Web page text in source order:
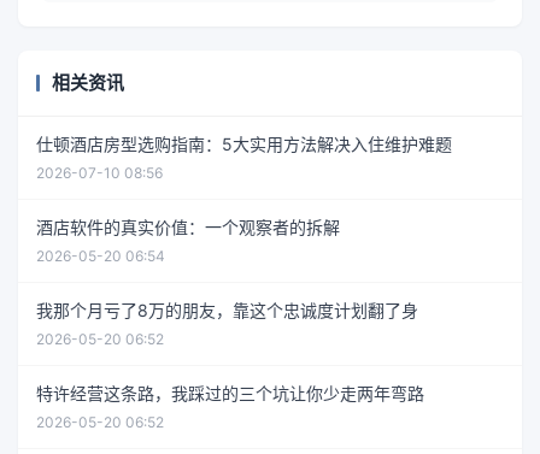
相关资讯
仕顿酒店房型选购指南：5大实用方法解决入住维护难题
2026-07-10 08:56
酒店软件的真实价值：一个观察者的拆解
2026-05-20 06:54
我那个月亏了8万的朋友，靠这个忠诚度计划翻了身
2026-05-20 06:52
特许经营这条路，我踩过的三个坑让你少走两年弯路
2026-05-20 06:52